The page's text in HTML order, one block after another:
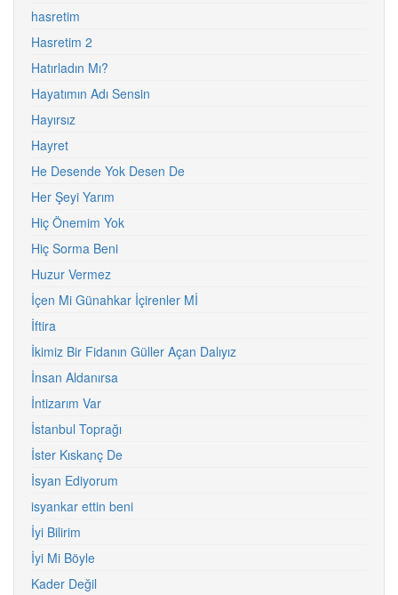
hasretim
Hasretim 2
Hatırladın Mı?
Hayatımın Adı Sensin
Hayırsız
Hayret
He Desende Yok Desen De
Her Şeyi Yarım
Hiç Önemim Yok
Hiç Sorma Beni
Huzur Vermez
İçen Mi Günahkar İçirenler Mİ
İftira
İkimiz Bir Fidanın Güller Açan Dalıyız
İnsan Aldanırsa
İntizarım Var
İstanbul Toprağı
İster Kıskanç De
İsyan Ediyorum
isyankar ettin beni
İyi Bilirim
İyi Mi Böyle
Kader Değil